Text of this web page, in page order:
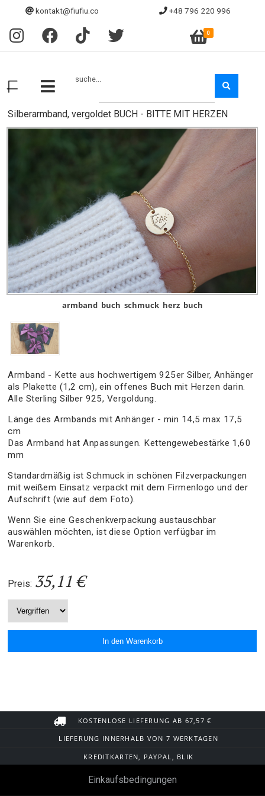
kontakt@fiufiu.co +48 796 220 996
0
suche...
Silberarmband, vergoldet BUCH - BITTE MIT HERZEN
armband buch schmuck herz buch
Armband - Kette aus hochwertigem 925er Silber, Anhänger
als Plakette (1,2 cm), ein offenes Buch mit Herzen darin.
Alle Sterling Silber 925, Vergoldung.
Länge des Armbands mit Anhänger - min 14,5 max 17,5
cm
Das Armband hat Anpassungen. Kettengewebestärke 1,60
mm
Standardmäßig ist Schmuck in schönen Filzverpackungen
mit weißem Einsatz verpackt mit dem Firmenlogo und der
Aufschrift (wie auf dem Foto).
Wenn Sie eine Geschenkverpackung austauschbar
auswählen möchten, ist diese Option verfügbar im
Warenkorb.
Preis: 35,11 €
KOSTENLOSE LIEFERUNG AB 67,57 €
LIEFERUNG INNERHALB VON 7 WERKTAGEN
KREDITKARTEN, PAYPAL, BLIK
Einkaufsbedingungen